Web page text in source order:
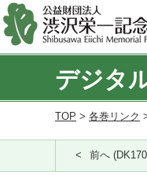
デジタ
TOP > 各巻リンク
前へ